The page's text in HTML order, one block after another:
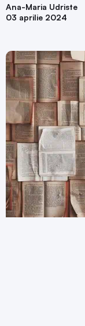
Ana-Maria Udriste
03 aprilie 2024